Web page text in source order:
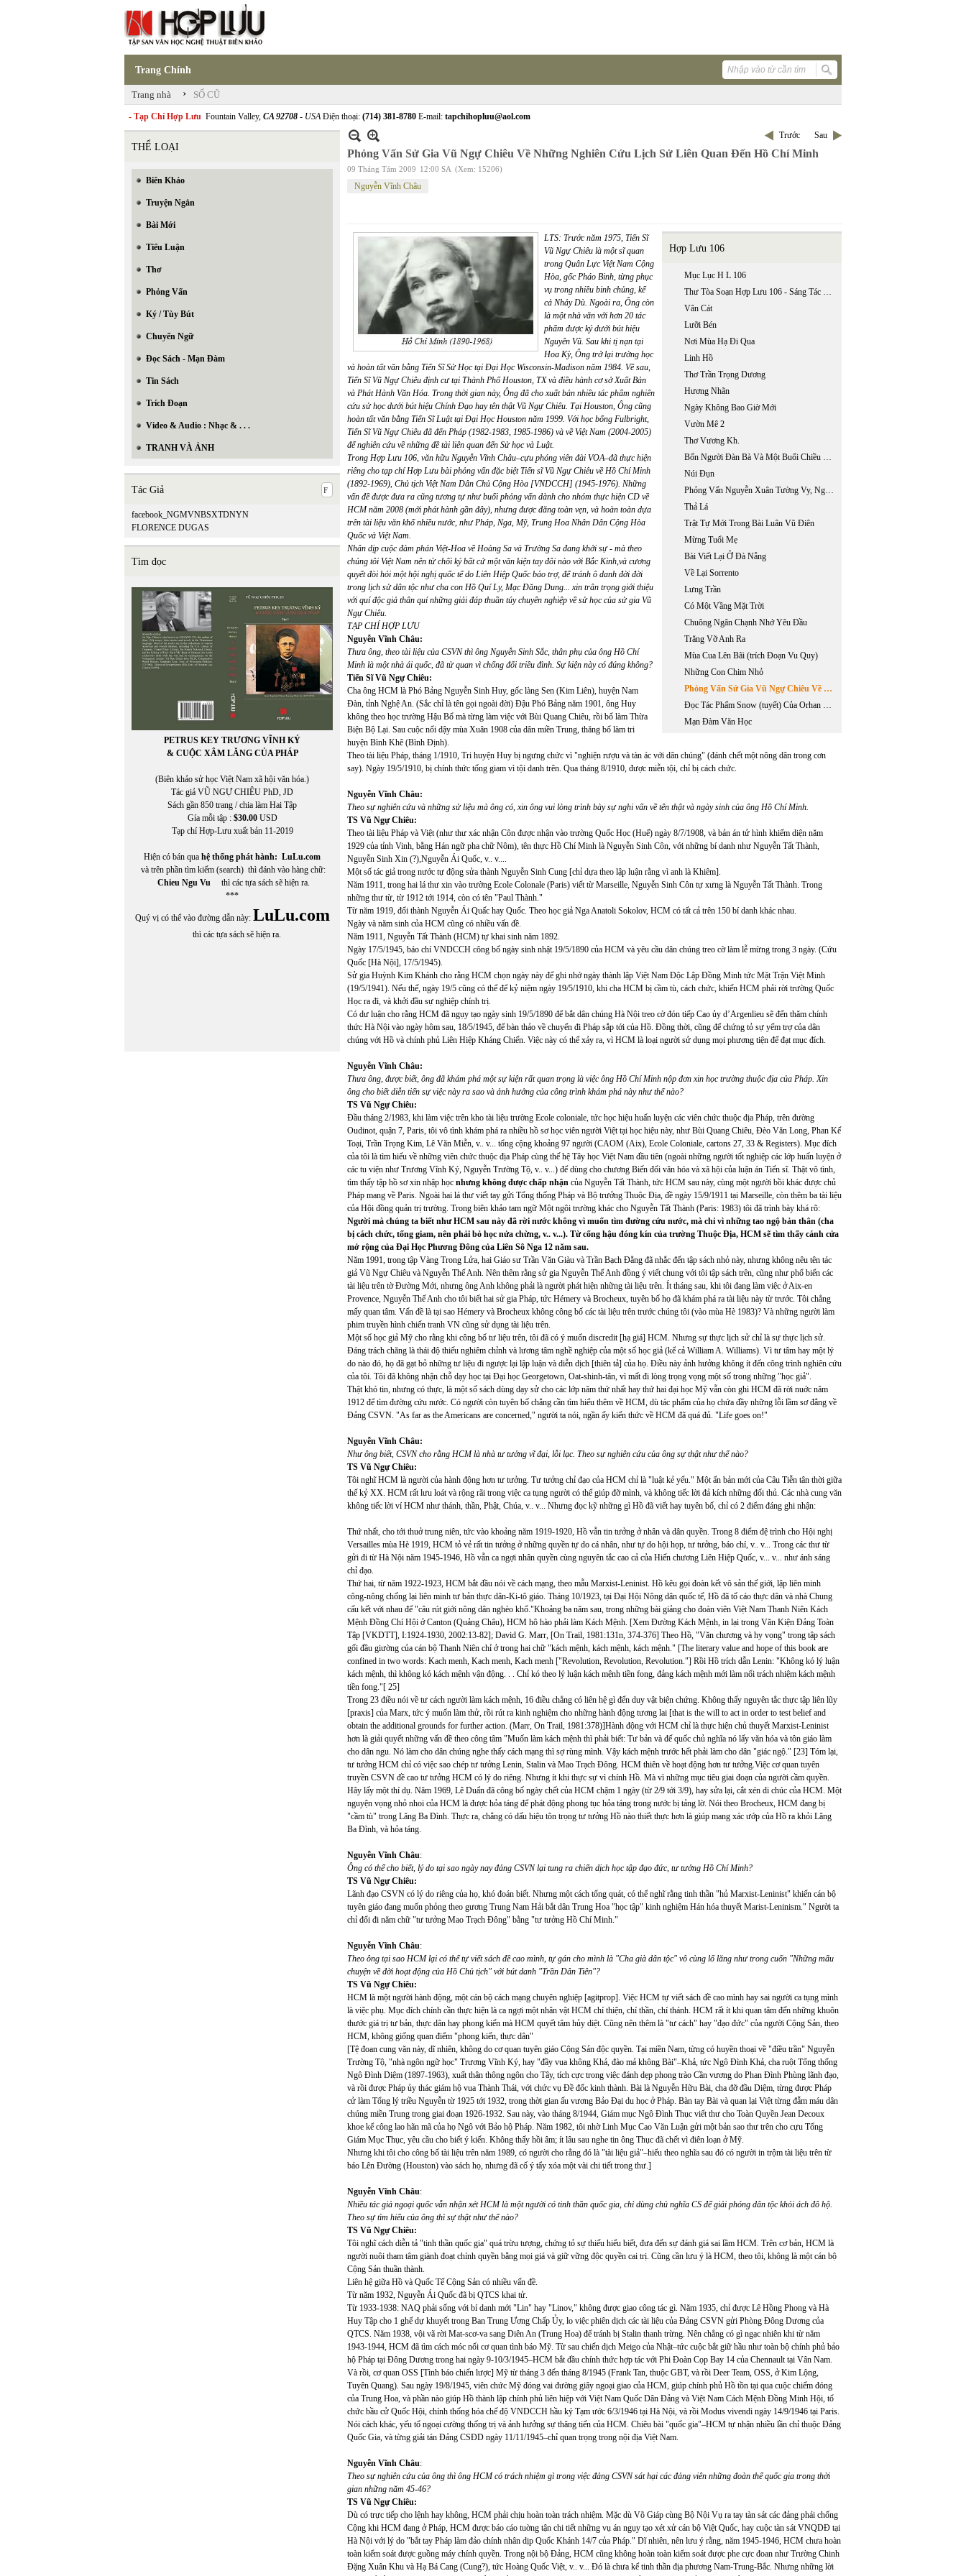
Trang Chính
Trang nhà › SỐ CŨ
- Tạp Chí Hợp Lưu Fountain Valley, CA 92708 - USAĐiện thoại: (714) 381-8780 E-mail: tapchihopluu@aol.com
THỂ LOẠI
Biên Khảo
Truyện Ngắn
Bài Mới
Tiểu Luận
Thơ
Phỏng Vấn
Ký / Tùy Bút
Chuyển Ngữ
Đọc Sách - Mạn Đàm
Tin Sách
Trích Đoạn
Video & Audio : Nhạc & . . .
TRANH VÀ ẢNH
Tác Giả
facebook_NGMVNBSXTDNYN
FLORENCE DUGAS
Tìm đọc
PETRUS KEY TRƯƠNG VĨNH KÝ
& CUỘC XÂM LĂNG CỦA PHÁP
(Biên khảo sử học Việt Nam xã hội văn hóa.)
Tác giả VŨ NGỰ CHIÊU PhD, JD
Sách gần 850 trang / chia làm Hai Tập
Gía mỗi tập : $30.00USD
Tạp chí Hợp-Lưu xuất bản 11-2019
Hiện có bán qua hệ thống phát hành: LuLu.com
và trên phần tìm kiếm (search) thì đánh vào hàng chữ:
Chieu Ngu Vu thì các tựa sách sẽ hiện ra.
***
Quý vị có thể vào đường dẫn này: LuLu.com
thì các tựa sách sẽ hiện ra.
Trước Sau
Phỏng Vấn Sử Gia Vũ Ngự Chiêu Về Những Nghiên Cứu Lịch Sử Liên Quan Đến Hồ Chí Minh
09 Tháng Tám 2009 12:00 SA (Xem: 15206)
Nguyễn Vĩnh Châu
Hợp Lưu 106
Mục Lục H L 106
Thư Tòa Soạn Hợp Lưu 106 - Sáng Tác Trẻ 2009
Vân Cát
Lưỡi Bén
Nơi Mùa Hạ Đi Qua
Linh Hồ
Thơ Trần Trọng Dương
Hương Nhãn
Ngày Không Bao Giờ Mới
Vườn Mê 2
Thơ Vương Kh.
Bốn Người Đàn Bà Và Một Buổi Chiều Tháng Tám
Núi Đụn
Phỏng Vấn Nguyễn Xuân Tường Vy, Ngón Tay Mười Bốn.
Thả Lá
Trật Tự Mới Trong Bài Luân Vũ Điên
Mừng Tuổi Mẹ
Bài Viết Lại Ở Đà Nẵng
Về Lại Sorrento
Lưng Trần
Có Một Vầng Mặt Trời
Chuông Ngân Chạnh Nhớ Yêu Đầu
Trăng Vỡ Anh Ra
Mùa Cua Lên Bãi (trích Đoạn Vu Quy)
Những Con Chim Nhỏ
Phỏng Vấn Sử Gia Vũ Ngự Chiêu Về Những Nghiên Cứu Lịch Sử Liên Quan Đến Hồ Chí Minh
Đọc Tác Phẩm Snow (tuyết) Của Orhan Pamuk.
Mạn Đàm Văn Học
LTS: Trước năm 1975, Tiến Sĩ
Vũ Ngự Chiêu là một sĩ quan
trong Quân Lực Việt Nam Cộng
Hòa, gốc Pháo Binh, từng phục
vụ trong nhiều binh chủng, kể
cả Nhảy Dù. Ngoài ra, Ông còn
là một nhà văn với hơn 20 tác
phẩm được ký dưới bút hiệu
Nguyên Vũ. Sau khi tị nạn tại
Hoa Kỳ, Ông trở lại trường học
và hoàn tất văn bằng Tiến Sĩ Sử Học tại Đại Học Wisconsin-Madison năm 1984. Về sau,
Tiến Sĩ Vũ Ngự Chiêu định cư tại Thành Phố Houston, TX và điều hành cơ sở Xuất Bản
và Phát Hành Văn Hóa. Trong thời gian này, Ông đã cho xuất bản nhiều tác phẩm nghiên
cứu sử học dưới bút hiệu Chính Đạo hay tên thật Vũ Ngự Chiêu. Tại Houston, Ông cũng
hoàn tất văn bằng Tiến Sĩ Luật tại Đại Học Houston năm 1999. Với học bổng Fulbright,
Tiến Sĩ Vũ Ngự Chiêu đã đến Pháp (1982-1983, 1985-1986) và về Việt Nam (2004-2005)
để nghiên cứu về những đề tài liên quan đến Sử học và Luật.
Trong Hợp Lưu 106, văn hữu Nguyễn Vĩnh Châu–cựu phóng viên đài VOA–đã thực hiện
riêng cho tạp chí Hợp Lưu bài phỏng vấn đặc biệt Tiến sĩ Vũ Ngự Chiêu về Hồ Chí Minh
(1892-1969), Chủ tịch Việt Nam Dân Chủ Cộng Hòa [VNDCCH] (1945-1976). Những
vấn đề được đưa ra cũng tương tự như buổi phỏng vấn dành cho nhóm thực hiện CD về
HCM năm 2008 (mới phát hành gần đây), nhưng được đăng toàn vẹn, và hoàn toàn dựa
trên tài liệu văn khố nhiều nước, như Pháp, Nga, Mỹ, Trung Hoa Nhân Dân Cộng Hòa
Quốc và Việt Nam.
Nhân dịp cuộc đàm phán Việt-Hoa về Hoàng Sa và Trường Sa đang khởi sự - mà theo
chúng tôi Việt Nam nên từ chối ký bất cứ một văn kiện tay đôi nào với Bắc Kinh,và cương
quyết đòi hỏi một hội nghị quốc tế do Liên Hiệp Quốc bảo trợ, để tránh ô danh đời đời
trong lịch sử dân tộc như cha con Hồ Quí Ly, Mạc Đăng Dung... xin trân trọng giới thiệu
với quí độc giả thân quí những giải đáp thuần túy chuyên nghiệp về sử học của sử gia Vũ
Ngự Chiêu.
TẠP CHÍ HỢP LƯU
Nguyễn Vĩnh Châu:
Thưa ông, theo tài liệu của CSVN thì ông Nguyễn Sinh Sắc, thân phụ của ông Hồ Chí
Minh là một nhà ái quốc, đã từ quan vì chống đối triều đình. Sự kiện này có đúng không?
Tiến Sĩ Vũ Ngự Chiêu:
Cha ông HCM là Phó Bảng Nguyễn Sinh Huy, gốc làng Sen (Kim Liên), huyện Nam
Đàn, tỉnh Nghệ An. (Sắc chỉ là tên gọi ngoài đời) Đậu Phó Bảng năm 1901, ông Huy
không theo học trường Hậu Bổ mà từng làm việc với Bùi Quang Chiêu, rồi bổ làm Thừa
Biện Bộ Lại. Sau cuộc nổi dậy mùa Xuân 1908 của dân miền Trung, thăng bổ làm tri
huyện Bình Khê (Bình Định).
Theo tài liệu Pháp, tháng 1/1910, Tri huyện Huy bị ngưng chức vì "nghiện rượu và tàn ác với dân chúng" (đánh chết một nông dân trong cơn
say). Ngày 19/5/1910, bị chính thức tống giam vì tội danh trên. Qua tháng 8/1910, được miễn tội, chỉ bị cách chức.
Nguyễn Vĩnh Châu:
Theo sự nghiên cứu và những sử liệu mà ông có, xin ông vui lòng trình bày sự nghi vấn về tên thật và ngày sinh của ông Hồ Chí Minh.
TS Vũ Ngự Chiêu:
Theo tài liệu Pháp và Việt (như thư xác nhận Côn được nhận vào trường Quốc Học (Huế) ngày 8/7/1908, và bản án tử hình khiếm diện năm
1929 của tỉnh Vinh, bằng Hán ngữ pha chữ Nôm), tên thực Hồ Chí Minh là Nguyễn Sinh Côn, với những bí danh như Nguyễn Tất Thành,
Nguyễn Sinh Xin (?),Nguyễn Ái Quốc, v.. v....
Một số tác giả trong nước tự động sửa thành Nguyễn Sinh Cung [chỉ dựa theo lập luận rằng vì anh là Khiêm].
Năm 1911, trong hai lá thư xin vào trường Ecole Colonale (Paris) viết từ Marseille, Nguyễn Sinh Côn tự xưng là Nguyễn Tất Thành. Trong
những thư từ, từ 1912 tới 1914, còn có tên "Paul Thành."
Từ năm 1919, đổi thành Nguyễn Ái Quấc hay Quốc. Theo học giả Nga Anatoli Sokolov, HCM có tất cả trên 150 bí danh khác nhau.
Ngày và năm sinh của HCM cũng có nhiều vấn đề.
Năm 1911, Nguyễn Tất Thành (HCM) tự khai sinh năm 1892.
Ngày 17/5/1945, báo chí VNDCCH công bố ngày sinh nhật 19/5/1890 của HCM và yêu cầu dân chúng treo cờ làm lễ mừng trong 3 ngày. (Cứu
Quốc [Hà Nội], 17/5/1945).
Sử gia Huỳnh Kim Khánh cho rằng HCM chọn ngày này để ghi nhớ ngày thành lập Việt Nam Độc Lập Đồng Minh tức Mặt Trận Việt Minh
(19/5/1941). Nếu thế, ngày 19/5 cũng có thể để kỷ niệm ngày 19/5/1910, khi cha HCM bị cầm tù, cách chức, khiến HCM phải rời trường Quốc
Học ra đi, và khởi đầu sự nghiệp chính trị.
Có dư luận cho rằng HCM đã ngụy tạo ngày sinh 19/5/1890 để bắt dân chúng Hà Nội treo cờ đón tiếp Cao ủy d’Argenlieu sẽ đến thăm chính
thức Hà Nội vào ngày hôm sau, 18/5/1945, để bàn thảo về chuyến đi Pháp sắp tới của Hồ. Đồng thời, cũng để chứng tỏ sự yểm trợ của dân
chúng với Hồ và chính phủ Liên Hiệp Kháng Chiến. Việc này có thể xảy ra, vì HCM là loại người sử dụng mọi phương tiện để đạt mục đích.
Nguyễn Vĩnh Châu:
Thưa ông, được biết, ông đã khám phá một sự kiện rất quan trọng là việc ông Hồ Chí Minh nộp đơn xin học trường thuộc địa của Pháp. Xin
ông cho biết diễn tiến sự việc này ra sao và ảnh hưởng của công trình khám phá này như thế nào?
TS Vũ Ngự Chiêu:
Đầu tháng 2/1983, khi làm việc trên kho tài liệu trường Ecole coloniale, tức học hiệu huấn luyện các viên chức thuộc địa Pháp, trên đường
Oudinot, quận 7, Paris, tôi vô tình khám phá ra nhiều hồ sơ học viên người Việt tại học hiệu này, như Bùi Quang Chiêu, Đèo Văn Long, Phan Kế
Toại, Trần Trọng Kim, Lê Văn Miễn, v.. v... tổng cộng khoảng 97 người (CAOM (Aix), Ecole Coloniale, cartons 27, 33 & Registers). Mục đích
của tôi là tìm hiểu về những viên chức thuộc địa Pháp cùng thế hệ Tây học Việt Nam đầu tiên (ngoài những người tốt nghiệp các lớp huấn luyện ở
các tu viện như Trương Vĩnh Ký, Nguyễn Trường Tộ, v.. v...) để dùng cho chương Biến đổi văn hóa và xã hội của luận án Tiến sĩ. Thật vô tình,
tìm thấy tập hồ sơ xin nhập học nhưng không được chấp nhận của Nguyễn Tất Thành, tức HCM sau này, cùng một người bồi khác được chủ
Pháp mang về Paris. Ngoài hai lá thư viết tay gửi Tổng thống Pháp và Bộ trưởng Thuộc Địa, đề ngày 15/9/1911 tại Marseille, còn thêm ba tài liệu
của Hội đồng quản trị trường. Trong biên khảo tam ngữ Một ngôi trường khác cho Nguyễn Tất Thành (Paris: 1983) tôi đã trình bày khá rõ:
Người mà chúng ta biết như HCM sau này đã rời nước không vì muốn tìm đường cứu nước, mà chỉ vì những tao ngộ bản thân (cha
bị cách chức, tống giam, nên phải bỏ học nửa chừng, v.. v...). Từ cổng hậu đóng kín của trường Thuộc Địa, HCM sẽ tìm thấy cánh cửa
mở rộng của Đại Học Phương Đông của Liên Sô Nga 12 năm sau.
Năm 1991, trong tập Vàng Trong Lửa, hai Giáo sư Trần Văn Giàu và Trần Bạch Đằng đã nhắc đến tập sách nhỏ này, nhưng không nêu tên tác
giả Vũ Ngự Chiêu và Nguyễn Thế Anh. Nên thêm rằng sử gia Nguyễn Thế Anh đồng ý viết chung với tôi tập sách trên, cũng như phổ biến các
tài liệu trên tờ Đường Mới, nhưng ông Anh không phải là người phát hiện những tài liệu trên. Ít tháng sau, khi tôi đang làm việc ở Aix-en
Provence, Nguyễn Thế Anh cho tôi biết hai sử gia Pháp, tức Hémery và Brocheux, tuyên bố họ đã khám phá ra tài liệu này từ trước. Tôi chẳng
mấy quan tâm. Vấn đề là tại sao Hémery và Brocheux không công bố các tài liệu trên trước chúng tôi (vào mùa Hè 1983)? Và những người làm
phim truyền hình chiến tranh VN cũng sử dụng tài liệu trên.
Một số học giả Mỹ cho rằng khi công bố tư liệu trên, tôi đã có ý muốn discredit [hạ giá] HCM. Nhưng sự thực lịch sử chỉ là sự thực lịch sử.
Đáng trách chăng là thái độ thiếu nghiêm chỉnh và lương tâm nghề nghiệp của một số học giả (kể cả William A. Williams). Vì tư tâm hay một lý
do nào đó, họ đã gạt bỏ những tư liệu đi ngược lại lập luận và diễn dịch [thiên tả] của họ. Điều này ảnh hưởng không ít đến công trình nghiên cứu
của tôi. Tôi đã không nhận chỗ dạy học tại Đại học Georgetown, Oat-shinh-tân, vì mất đi lòng trọng vọng một số trong những "học giả".
Thật khó tin, nhưng có thực, là một số sách dùng dạy sử cho các lớp năm thứ nhất hay thứ hai đại học Mỹ vẫn còn ghi HCM đã rời nuớc năm
1912 để tìm đường cứu nước. Có người còn tuyên bố chẳng cần tìm hiểu thêm về HCM, dù tác phẩm của họ chứa đầy những lỗi lầm sơ đẳng về
Đảng CSVN. "As far as the Americans are concerned," người ta nói, ngần ấy kiến thức về HCM đã quá đủ. "Life goes on!"
Nguyễn Vĩnh Châu:
Như ông biết, CSVN cho rằng HCM là nhà tư tưởng vĩ đại, lỗi lạc. Theo sự nghiên cứu của ông sự thật như thế nào?
TS Vũ Ngự Chiêu:
Tôi nghĩ HCM là người của hành động hơn tư tưởng. Tư tưởng chỉ đạo của HCM chỉ là "luật kẻ yếu." Một ấn bản mới của Câu Tiễn tân thời giữa
thế kỷ XX. HCM rất lưu loát và rộng rãi trong việc ca tụng người có thể giúp đỡ mình, và không tiếc lời đả kích những đối thủ. Các nhà cung văn
không tiếc lời ví HCM như thánh, thần, Phật, Chúa, v.. v... Nhưng đọc kỹ những gì Hồ đã viết hay tuyên bố, chỉ có 2 điểm đáng ghi nhận:
Thứ nhất, cho tới thuở trung niên, tức vào khoảng năm 1919-1920, Hồ vẫn tin tưởng ở nhân và dân quyền. Trong 8 điểm đệ trình cho Hội nghị
Versailles mùa Hè 1919, HCM tỏ vẻ rất tin tưởng ở những quyền tự do cá nhân, như tự do hội họp, tư tưởng, báo chí, v.. v... Trong các thư từ
gửi đi từ Hà Nội năm 1945-1946, Hồ vẫn ca ngợi nhân quyền cùng nguyên tắc cao cả của Hiến chương Liên Hiệp Quốc, v... v... như ánh sáng
chỉ đạo.
Thứ hai, từ năm 1922-1923, HCM bắt đầu nói về cách mạng, theo mẫu Marxist-Leninist. Hồ kêu gọi đoàn kết vô sản thế giới, lập liên minh
công-nông chống lại liên minh tư bản thực dân-Ki-tô giáo. Tháng 10/1923, tại Đại Hội Nông dân quốc tế, Hồ đã tố cáo thực dân và nhà Chung
cấu kết với nhau để "câu rút giới nông dân nghèo khổ."Khoảng ba năm sau, trong những bài giảng cho đoàn viên Việt Nam Thanh Niên Kách
Mệnh Đồng Chí Hội ở Canton (Quảng Châu), HCM hô hào phải làm Kách Mệnh. [Xem Đường Kách Mệnh, in lại trong Văn Kiện Đảng Toàn
Tập [VKDTT], I:1924-1930, 2002:13-82]; David G. Marr, [On Trail, 1981:131n, 374-376] Theo Hồ, "Văn chương và hy vọng" trong tập sách
gối đầu giường của cán bộ Thanh Niên chỉ ở trong hai chữ "kách mệnh, kách mệnh, kách mệnh." [The literary value and hope of this book are
confined in two words: Kach menh, Kach menh, Kach menh ["Revolution, Revolution, Revolution."] Rồi Hồ trích dẫn Lenin: "Không kó lý luận
kách mệnh, thì không kó kách mệnh vận động. . . Chỉ kó theo lý luận kách mệnh tiền fong, đảng kách mệnh mới làm nổi trách nhiệm kách mệnh
tiền fong."[ 25]
Trong 23 điều nói về tư cách người làm kách mệnh, 16 điều chẳng có liên hệ gì đến duy vật biện chứng. Không thấy nguyên tắc thực tập liên lũy
[praxis] của Marx, tức ý muốn làm thử, rồi rút ra kinh nghiệm cho những hành động tương lai [that is the will to act in order to test belief and
obtain the additional grounds for further action. (Marr, On Trail, 1981:378)]Hành động với HCM chỉ là thực hiện chủ thuyết Marxist-Leninist
hơn là giải quyết những vấn đề theo công tâm "Muốn làm kách mệnh thì phải biết: Tư bản và đế quốc chủ nghĩa nó lấy văn hóa và tôn giáo làm
cho dân ngu. Nó làm cho dân chúng nghe thấy cách mạng thì sợ rùng mình. Vậy kách mệnh trước hết phải làm cho dân "giác ngộ." [23] Tóm lại,
tư tưởng HCM chỉ có việc sao chép tư tưởng Lenin, Stalin và Mao Trạch Đông. HCM thiên về hoạt động hơn tư tưởng.Việc cơ quan tuyên
truyền CSVN đề cao tư tưởng HCM có lý do riêng. Nhưng ít khi thực sự vì chính Hồ. Mà vì những mục tiêu giai đoạn của người cầm quyền.
Hãy lấy một thí dụ. Năm 1969, Lê Duẩn đã công bố ngày chết của HCM chậm 1 ngày (từ 2/9 tới 3/9), hay sửa lại, cắt xén di chúc của HCM. Một
nguyện vọng nhỏ nhoi của HCM là được hỏa táng để phát động phong tục hỏa táng trong nước bị tảng lờ. Nói theo Brocheux, HCM đang bị
"cầm tù" trong Lăng Ba Đình. Thực ra, chẳng có dấu hiệu tôn trọng tư tưởng Hồ nào thiết thực hơn là giúp mang xác ướp của Hồ ra khỏi Lăng
Ba Đình, và hỏa táng.
Nguyễn Vĩnh Châu:
Ông có thể cho biết, lý do tại sao ngày nay đảng CSVN lại tung ra chiến dịch học tập đạo đức, tư tưởng Hồ Chí Minh?
TS Vũ Ngự Chiêu:
Lãnh đạo CSVN có lý do riêng của họ, khó đoán biết. Nhưng một cách tổng quát, có thể nghĩ rằng tinh thần "hủ Marxist-Leninist" khiến cán bộ
tuyên giáo đang muốn phỏng theo gương Trung Nam Hải bắt dân Trung Hoa "học tập" kinh nghiệm Hán hóa thuyết Marist-Leninism." Người ta
chỉ đổi đi năm chữ "tư tưởng Mao Trạch Đông" bằng "tư tưởng Hồ Chí Minh."
Nguyễn Vĩnh Châu:
Theo ông tại sao HCM lại có thể tự viết sách đề cao mình, tự gán cho mình là "Cha già dân tộc" vô cùng lố lăng như trong cuốn "Những mẩu
chuyện về đời hoạt động của Hồ Chủ tịch" với bút danh "Trần Dân Tiên"?
TS Vũ Ngự Chiêu:
HCM là một người hành động, một cán bộ cách mạng chuyên nghiệp [agitprop]. Việc HCM tự viết sách đề cao mình hay sai người ca tụng mình
là việc phụ. Mục đích chính cần thực hiện là ca ngợi một nhân vật HCM chí thiện, chí thần, chí thánh. HCM rất ít khi quan tâm đến những khuôn
thước giá trị tư bản, thực dân hay phong kiến mà HCM quyết tâm hủy diệt. Cũng nên thêm là "tư cách" hay "đạo đức" của người Cộng Sản, theo
HCM, không giống quan điểm "phong kiến, thực dân"
[Tệ đoan cung văn này, dĩ nhiên, không do cơ quan tuyên giáo Cộng Sản độc quyền. Tại miền Nam, từng có huyền thoại về "điều trần" Nguyễn
Trường Tộ, "nhà ngôn ngữ học" Trương Vĩnh Ký, hay "đầy vua không Khả, đào mả không Bài"–Khả, tức Ngô Đình Khả, cha ruột Tổng thống
Ngô Đình Diệm (1897-1963), xuất thân thông ngôn cho Tây, tích cực trong việc đánh dẹp phong trào Cần vương do Phan Đình Phùng lãnh đạo,
và rồi được Pháp ủy thác giám hộ vua Thành Thái, với chức vụ Đề đốc kinh thành. Bài là Nguyễn Hữu Bài, cha đỡ đầu Diệm, từng được Pháp
cử làm Tổng lý triều Nguyễn từ 1925 tới 1932, trong thời gian ấu vương Bảo Đại du học ở Pháp. Bàn tay Bài và quan lại Việt từng đẫm máu dân
chúng miền Trung trong giai đoạn 1926-1932. Sau này, vào tháng 8/1944, Giám mục Ngô Đình Thục viết thư cho Toàn Quyền Jean Decoux
khoe kể công lao hãn mã của họ Ngô với Bảo hộ Pháp. Năm 1982, tôi nhờ Linh Mục Cao Văn Luận gửi một bản sao thư trên cho cựu Tổng
Giám Mục Thục, yêu cầu cho biết ý kiến. Không thấy hồi âm; ít lâu sau nghe tin ông Thục đã chết vì điên loạn ở Mỹ.
Nhưng khi tôi cho công bố tài liệu trên năm 1989, có người cho rằng đó là "tài liệu giả"–hiểu theo nghĩa sau đó có người in trộm tài liệu trên từ
báo Lên Đường (Houston) vào sách họ, nhưng đã cố ý tẩy xóa một vài chi tiết trong thư.]
Nguyễn Vĩnh Châu:
Nhiều tác giả ngoại quốc vẫn nhận xét HCM là một người có tinh thần quốc gia, chỉ dùng chủ nghĩa CS để giải phóng dân tộc khỏi ách đô hộ.
Theo sự tìm hiểu của ông thì sự thật như thế nào?
TS Vũ Ngự Chiêu:
Tôi nghĩ cách diễn tả "tinh thần quốc gia" quá trừu tượng, chứng tỏ sự thiếu hiểu biết, đưa đến sự đánh giá sai lầm HCM. Trên cơ bản, HCM là
người nuôi tham tâm giành đoạt chính quyền bằng mọi giá và giữ vững độc quyền cai trị. Cũng cần lưu ý là HCM, theo tôi, không là một cán bộ
Cộng Sản thuần thành.
Liên hệ giữa Hồ và Quốc Tế Cộng Sản có nhiều vấn đề.
Từ năm 1932, Nguyễn Ái Quốc đã bị QTCS khai tử.
Từ 1933-1938: NAQ phải sống với bí danh mới "Lin" hay "Linov," không được giao công tác gì. Năm 1935, chỉ được Lê Hồng Phong và Hà
Huy Tập cho 1 ghế dự khuyết trong Ban Trung Ương Chấp Ủy, lo việc phiên dịch các tài liệu của Đảng CSVN gửi Phòng Đông Dương của
QTCS. Năm 1938, vội vã rời Mat-scơ-va sang Diên An (Trung Hoa) để tránh bị Stalin thanh trừng. Nên chẳng có gì ngạc nhiên khi từ năm
1943-1944, HCM đã tìm cách móc nối cơ quan tình báo Mỹ. Từ sau chiến dịch Meigo của Nhật–tức cuộc bắt giữ hầu như toàn bộ chính phủ bảo
hộ Pháp tại Đông Dương trong hai ngày 9-10/3/1945–HCM bắt đầu chính thức hợp tác với Phi Đoàn Cọp Bay 14 của Chennault tại Vân Nam.
Và rồi, cơ quan OSS [Tình báo chiến lược] Mỹ từ tháng 3 đến tháng 8/1945 (Frank Tan, thuộc GBT, và rồi Deer Team, OSS, ở Kim Lộng,
Tuyên Quang). Sau ngày 19/8/1945, viên chức Mỹ đóng vai đường giây ngoại giao của HCM, giúp chính phủ Hồ tồn tại qua cuộc chiếm đóng
của Trung Hoa, và phần nào giúp Hồ thành lập chính phủ liên hiệp với Việt Nam Quốc Dân Đảng và Việt Nam Cách Mệnh Đồng Minh Hội, tổ
chức bầu cử Quốc Hội, chính thống hóa chế độ VNDCCH hầu ký Tạm ước 6/3/1946 tại Hà Nội, và rồi Modus vivendi ngày 14/9/1946 tại Paris.
Nói cách khác, yếu tố ngoại cường thống trị và ảnh hưởng sự thăng tiến của HCM. Chiêu bài "quốc gia"–HCM tự nhận nhiều lần chỉ thuộc Đảng
Quốc Gia, và từng giải tán Đảng CSĐD ngày 11/11/1945–chỉ quan trọng trong nội địa Việt Nam.
Nguyễn Vĩnh Châu:
Theo sự nghiên cứu của ông thì ông HCM có trách nhiệm gì trong việc đảng CSVN sát hại các đảng viên những đoàn thể quốc gia trong thời
gian những năm 45-46?
TS Vũ Ngự Chiêu:
Dù có trực tiếp cho lệnh hay không, HCM phải chịu hoàn toàn trách nhiệm. Mặc dù Võ Giáp cùng Bộ Nội Vụ ra tay tàn sát các đảng phái chống
Cộng khi HCM đang ở Pháp, HCM được báo cáo tuờng tận chi tiết những vụ án ngụy tạo xét xử cán bộ Việt Quốc, hay cuộc tàn sát VNQDĐ tại
Hà Nội với lý do "bắt tay Pháp làm đảo chính nhân dịp Quốc Khánh 14/7 của Pháp." Dĩ nhiên, nên lưu ý rằng, năm 1945-1946, HCM chưa hoàn
toàn kiểm soát được guồng máy chính quyền. Trong nội bộ Đảng, HCM cũng không hoàn toàn kiểm soát được phe cực đoan như Trường Chinh
Đặng Xuân Khu và Hạ Bá Cang (Cung?), tức Hoàng Quốc Việt, v.. v... Đó là chưa kể tinh thần địa phương Nam-Trung-Bắc. Nhưng những lời